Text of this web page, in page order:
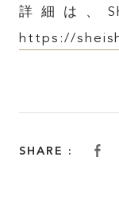
FAQ
詳細は、
https://
SHARE :